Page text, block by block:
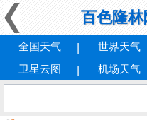
百色隆
全国天气 世界天气
卫星云图
机场天气